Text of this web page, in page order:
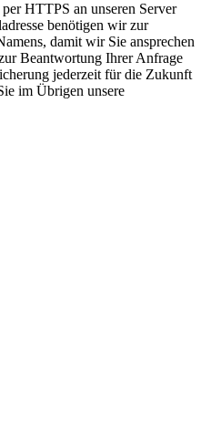
HTTPS an unseren Server
benötigen wir zur
damit wir Sie ansprechen
Beantwortung Ihrer Anfrage
jederzeit für die Zukunft
im Übrigen unsere